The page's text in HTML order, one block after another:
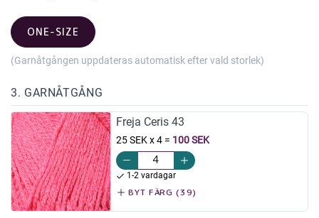
ONE-SIZE
(Garnåtgången uppdateras automatisk efter vald storlek)
3. GARNÅTGÅNG
Freja Ceris 43
25 SEK x 4= 100 SEK
1-2 vardagar
BYT FÄRG (39)